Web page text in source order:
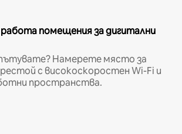
помещения за дигитални
Намерете място за
с високоскоростен Wi-Fi и
пространства.